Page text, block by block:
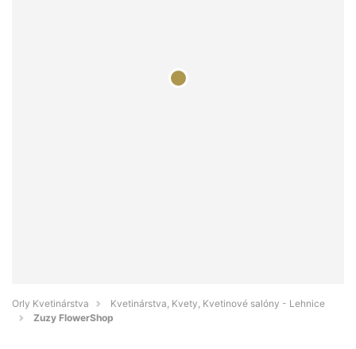
Orly Kvetinárstva
Kvetinárstva, Kvety, Kvetinové salóny - Lehnice
Zuzy FlowerShop